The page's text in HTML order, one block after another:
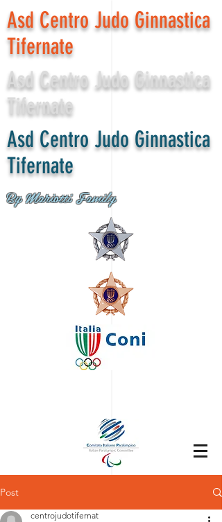
Asd Centro Judo Ginnastica
Tifernate
Asd Centro Judo Ginnastica
Tifernate
Asd Centro Judo Ginnastica
Tifernate
By Mariotti Family
Post
centrojudotifernat